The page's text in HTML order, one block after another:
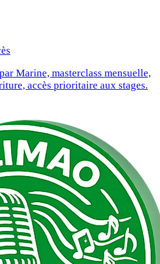
Marine, masterclass mensuelle,
accès prioritaire aux stages.